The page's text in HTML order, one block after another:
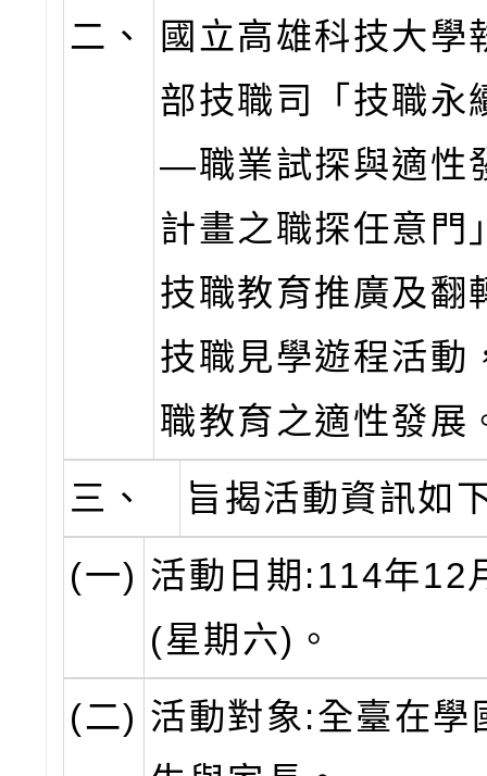
二、
國立高雄科技大學
部技職司「技職永
—職業試探與適性
計畫之職探任意門
技職教育推廣及翻
技職見學遊程活動
職教育之適性發展
三、
旨揭活動資訊如
(一) 活動日期:114年12
(星期六)。
(二) 活動對象:全臺在學